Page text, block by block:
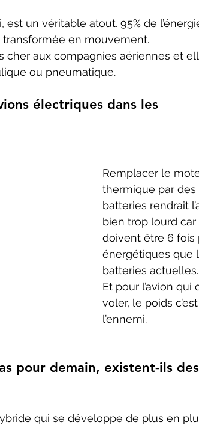
un véritable atout. 95% de
en mouvement.
cher aux compagnies aériennes et
ou pneumatique.
électriques dans les
Remplacer le
thermique par des
batteries rendrait
bien trop lourd car
doivent être 6 fois
énergétiques que
batteries actuelles.
Et pour l’avion qui
voler, le poids c’est
l’ennemi.
pour demain, existent-ils des
qui se développe de plus en